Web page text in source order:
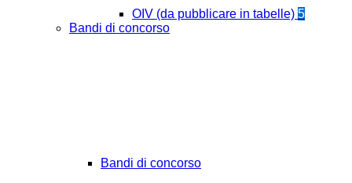
OIV (da pubblicare in tabelle) 5
Bandi di concorso
Bandi di concorso